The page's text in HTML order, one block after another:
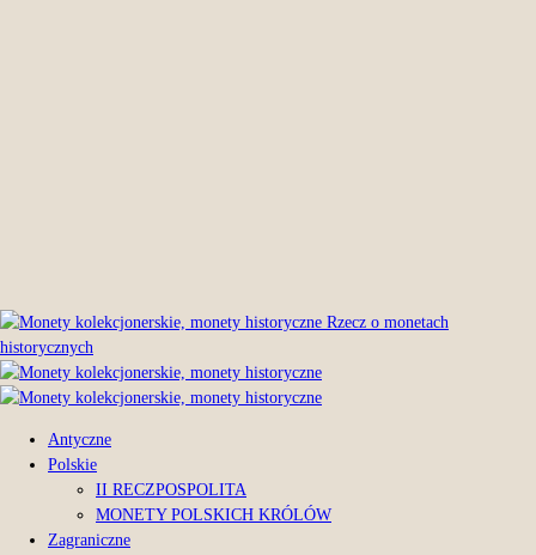
Rzecz o monetach
historycznych
Antyczne
Polskie
II RECZPOSPOLITA
MONETY POLSKICH KRÓLÓW
Zagraniczne